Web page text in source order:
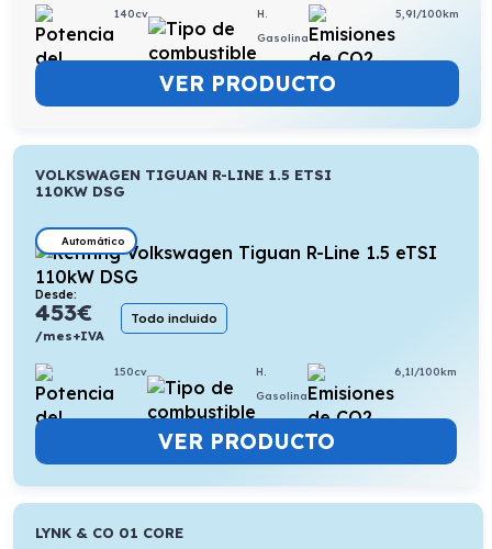
140cv
H.
Gasolina
5,9l/100km
VER PRODUCTO
VOLKSWAGEN TIGUAN R-LINE 1.5 ETSI
110KW DSG
Automático
Desde:
453€
/mes+IVA
Todo incluido
150cv
H.
Gasolina
6,1l/100km
VER PRODUCTO
LYNK & CO 01 CORE